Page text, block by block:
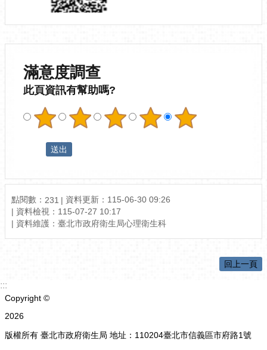
滿意度調查
此頁資訊有幫助嗎?
點閱數： 231
資料更新：115-06-30 09:26
資料檢視：115-07-27 10:17
資料維護：臺北市政府衛生局心理衛生科
回上一頁
:::
Copyright ©
2026
版權所有 臺北市政府衛生局 地址：110204臺北市信義區市府路1號